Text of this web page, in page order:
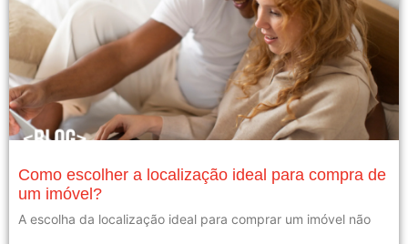
Como escolher a localização ideal para compra de
um imóvel?
A escolha da localização ideal para comprar um imóvel não